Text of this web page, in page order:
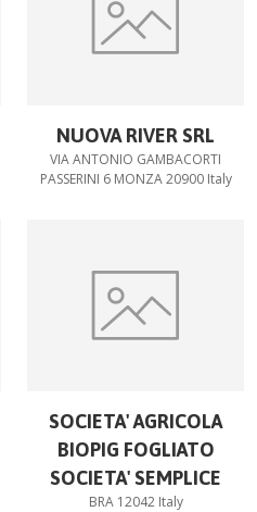
NUOVA RIVER SRL
VIA ANTONIO GAMBACORTI
PASSERINI 6 MONZA 20900 Italy
SOCIETA' AGRICOLA
BIOPIG FOGLIATO
SOCIETA' SEMPLICE
BRA 12042 Italy